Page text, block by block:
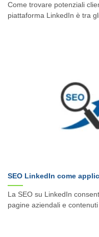
Come trovare potenziali
piattaforma LinkedIn è tra
SEO LinkedIn come
La SEO su LinkedIn
pagine aziendali e